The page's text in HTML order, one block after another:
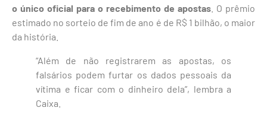
o único oficial para o recebimento de apostas . O prêmio
estimado no sorteio de fim de ano é de R$ 1 bilhão, o maior
da história.
“Além de não registrarem as apostas, os
falsários podem furtar os dados pessoais da
vítima e ficar com o dinheiro dela”, lembra a
Caixa.